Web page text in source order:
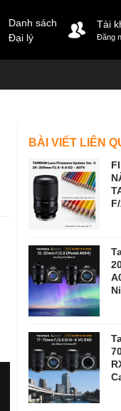
Danh sách
Đại lý
Tài
Đăng
BÀI VIẾT LIÊN